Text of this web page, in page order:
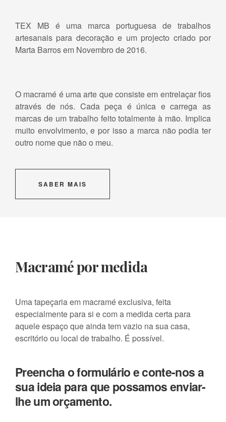
TEX MB é uma marca portuguesa de trabalhos
artesanais para decoração e um projecto criado por
Marta Barros em Novembro de 2016.
O macramé é uma arte que consiste em entrelaçar fios
através de nós. Cada peça é única e carrega as
marcas de um trabalho feito totalmente à mão. Implica
muito envolvimento, e por isso a marca não podia ter
outro nome que não o meu.
SABER MAIS
Macramé por medida
Uma tapeçaria em macramé exclusiva, feita
especialmente para si e com a medida certa para
aquele espaço que ainda tem vazio na sua casa,
escritório ou local de trabalho. É possível.
Preencha o formulário e conte-nos a
sua ideia para que possamos enviar-
lhe um orçamento.